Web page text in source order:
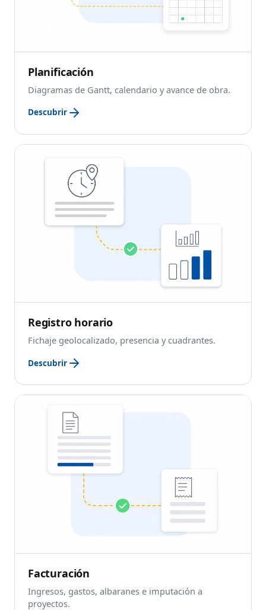
Planificación
Diagramas de Gantt, calendario y avance de obra.
Descubrir
Registro horario
Fichaje geolocalizado, presencia y cuadrantes.
Descubrir
Facturación
Ingresos, gastos, albaranes e imputación a
proyectos.